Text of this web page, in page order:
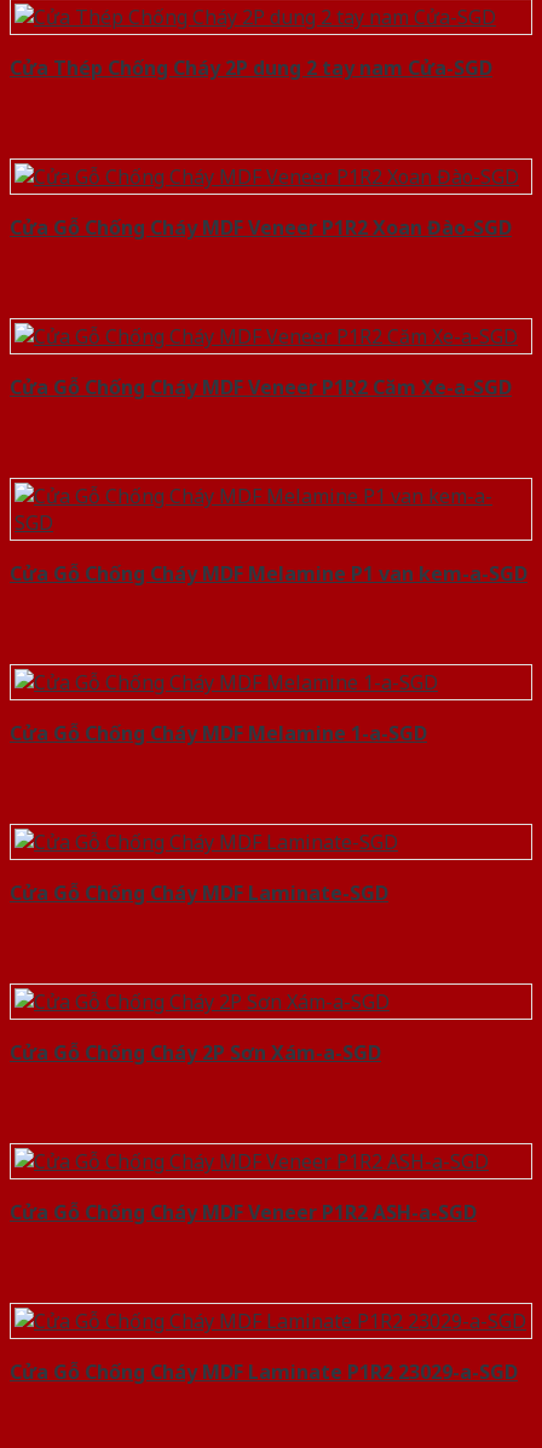
Cửa Thép Chống Cháy 2P dung 2 tay nam Cửa-SGD
Cửa Gỗ Chống Cháy MDF Veneer P1R2 Xoan Đào-SGD
Cửa Gỗ Chống Cháy MDF Veneer P1R2 Căm Xe-a-SGD
Cửa Gỗ Chống Cháy MDF Melamine P1 van kem-a-SGD
Cửa Gỗ Chống Cháy MDF Melamine 1-a-SGD
Cửa Gỗ Chống Cháy MDF Laminate-SGD
Cửa Gỗ Chống Cháy 2P Sơn Xám-a-SGD
Cửa Gỗ Chống Cháy MDF Veneer P1R2 ASH-a-SGD
Cửa Gỗ Chống Cháy MDF Laminate P1R2 23029-a-SGD